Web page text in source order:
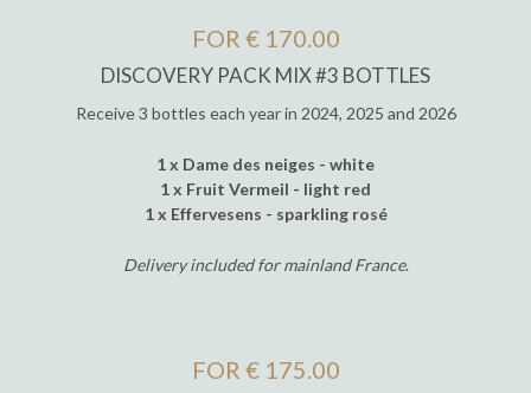
FOR € 170.00
DISCOVERY PACK MIX #3 BOTTLES
Receive 3 bottles each year in 2024, 2025 and 2026
1 x Dame des neiges - white
1 x Fruit Vermeil - light red
1 x Effervesens - sparkling rosé
Delivery included for mainland France.
FOR € 175.00